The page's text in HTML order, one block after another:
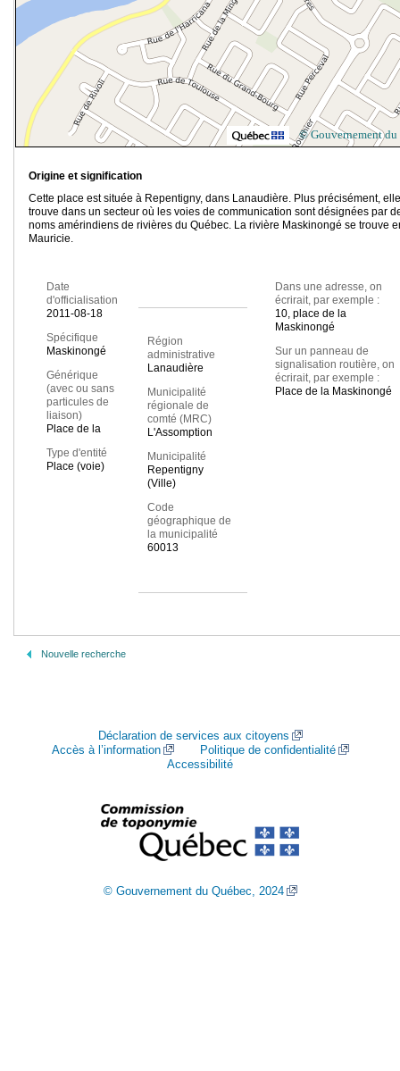
© Gouvernement du
Origine et signification
Cette place est située à Repentigny, dans Lanaudière. Plus précisément,
trouve dans un secteur où les voies de communication sont désignées par
noms amérindiens de rivières du Québec. La rivière Maskinongé se trouve
Mauricie.
Date
d'officialisation
2011-08-18
Spécifique
Maskinongé
Générique
(avec ou sans
particules de
liaison)
Place de la
Type d'entité
Place (voie)
Région
administrative
Lanaudière
Municipalité
régionale de
comté (MRC)
L'Assomption
Municipalité
Repentigny
(Ville)
Code
géographique de
la municipalité
60013
Dans une adresse, on
écrirait, par exemple :
10, place de la
Maskinongé
Sur un panneau de
signalisation routière, on
écrirait, par exemple :
Place de la Maskinongé
Nouvelle recherche
Déclaration de services aux citoyens
Accès à l’information
Politique de confidentialité
Accessibilité
© Gouvernement du Québec, 2024